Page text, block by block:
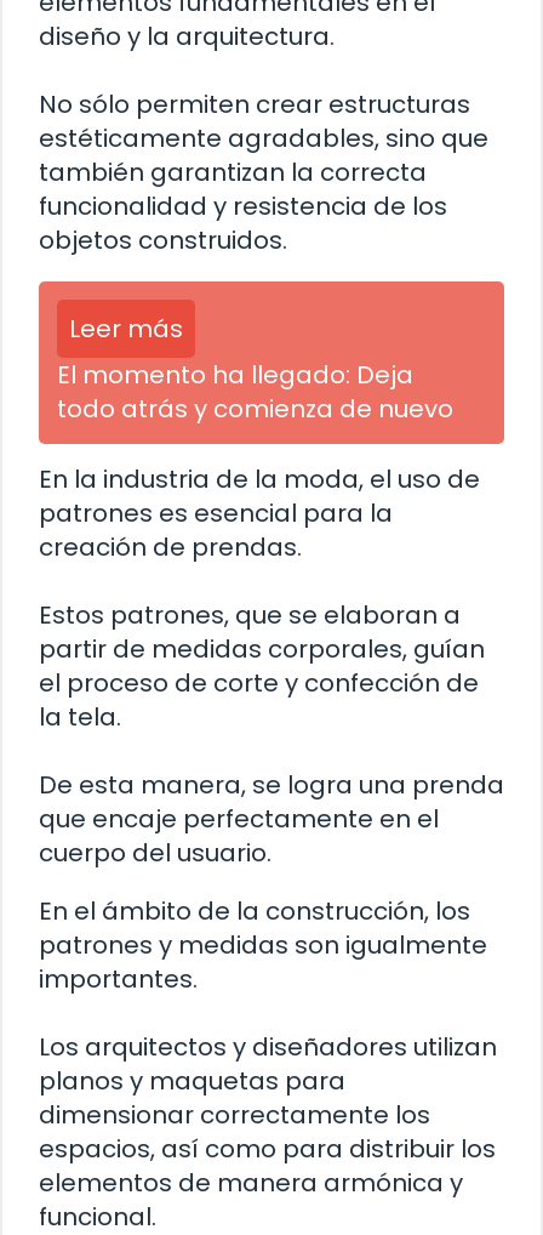
diseño y la arquitectura.
No sólo permiten crear estructuras
estéticamente agradables, sino que
también garantizan la correcta
funcionalidad y resistencia de los
objetos construidos.
Leer más
El momento ha llegado: Deja
todo atrás y comienza de nuevo
En la industria de la moda, el uso de
patrones es esencial para la
creación de prendas.
Estos patrones, que se elaboran a
partir de medidas corporales, guían
el proceso de corte y confección de
la tela.
De esta manera, se logra una prenda
que encaje perfectamente en el
cuerpo del usuario.
En el ámbito de la construcción, los
patrones y medidas son igualmente
importantes.
Los arquitectos y diseñadores utilizan
planos y maquetas para
dimensionar correctamente los
espacios, así como para distribuir los
elementos de manera armónica y
funcional.